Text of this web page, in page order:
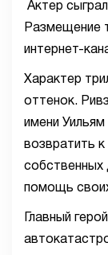
Актер
Размещение
интернет-
Характер
оттенок.
имени
возвратить
собственных
помощь
Главный